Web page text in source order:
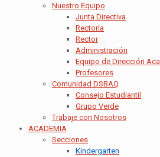
Nuestro Equipo
Junta Directiva
Rectoría
Rector
Administración
Equipo de Dirección
Profesores
Comunidad DSBAQ
Consejo Estudiantil
Grupo Verde
Trabaje con Nosotros
ACADEMIA
Secciones
Kindergarten